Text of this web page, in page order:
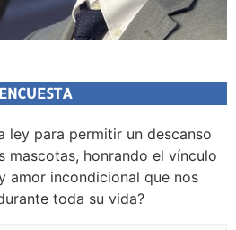
ENCUESTA
ley para permitir un descanso
mascotas, honrando el vínculo
amor incondicional que nos
toda su vida?